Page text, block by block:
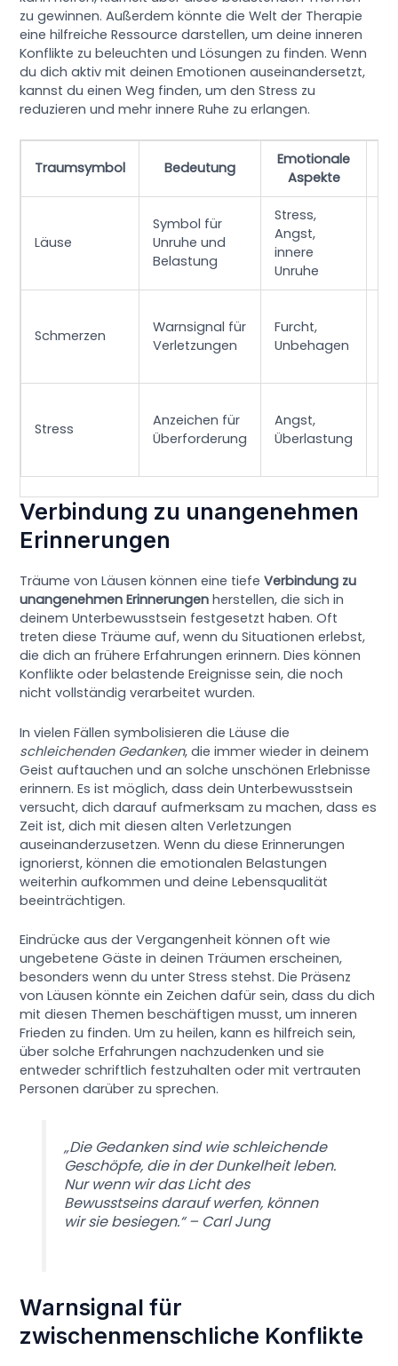
zu gewinnen. Außerdem könnte die Welt der Therapie
eine hilfreiche Ressource darstellen, um deine inneren
Konflikte zu beleuchten und Lösungen zu finden. Wenn
du dich aktiv mit deinen Emotionen auseinandersetzt,
kannst du einen Weg finden, um den Stress zu
reduzieren und mehr innere Ruhe zu erlangen.
Traumsymbol Bedeutung
Emotionale
Aspekte
Läuse
Symbol für
Unruhe und
Belastung
Stress,
Angst,
innere
Unruhe
Schmerzen
Warnsignal für
Verletzungen
Furcht,
Unbehagen
Stress
Anzeichen für
Überforderung
Angst,
Überlastung
Verbindung zu unangenehmen
Erinnerungen
Träume von Läusen können eine tiefeVerbindung zu
unangenehmen Erinnerungen herstellen, die sich in
deinem Unterbewusstsein festgesetzt haben. Oft
treten diese Träume auf, wenn du Situationen erlebst,
die dich an frühere Erfahrungen erinnern. Dies können
Konflikte oder belastende Ereignisse sein, die noch
nicht vollständig verarbeitet wurden.
In vielen Fällen symbolisieren die Läuse die
schleichenden Gedanken, die immer wieder in deinem
Geist auftauchen und an solche unschönen Erlebnisse
erinnern. Es ist möglich, dass dein Unterbewusstsein
versucht, dich darauf aufmerksam zu machen, dass es
Zeit ist, dich mit diesen alten Verletzungen
auseinanderzusetzen. Wenn du diese Erinnerungen
ignorierst, können die emotionalen Belastungen
weiterhin aufkommen und deine Lebensqualität
beeinträchtigen.
Eindrücke aus der Vergangenheit können oft wie
ungebetene Gäste in deinen Träumen erscheinen,
besonders wenn du unter Stress stehst. Die Präsenz
von Läusen könnte ein Zeichen dafür sein, dass du dich
mit diesen Themen beschäftigen musst, um inneren
Frieden zu finden. Um zu heilen, kann es hilfreich sein,
über solche Erfahrungen nachzudenken und sie
entweder schriftlich festzuhalten oder mit vertrauten
Personen darüber zu sprechen.
„Die Gedanken sind wie schleichende
Geschöpfe, die in der Dunkelheit leben.
Nur wenn wir das Licht des
Bewusstseins darauf werfen, können
wir sie besiegen.“ – Carl Jung
Warnsignal für
zwischenmenschliche Konflikte